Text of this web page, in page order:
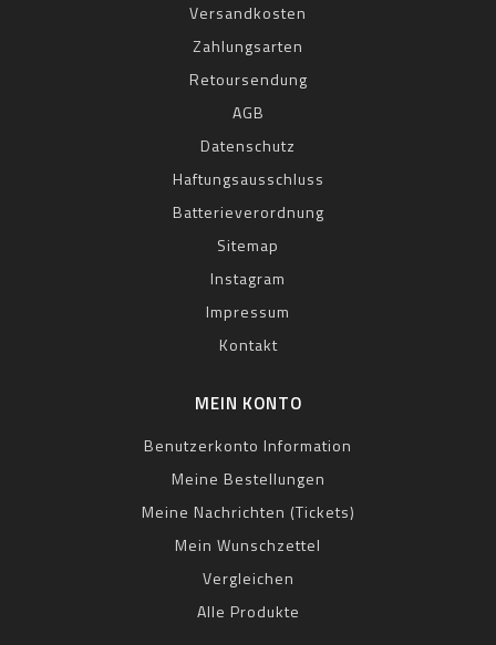
Versandkosten
Zahlungsarten
Retoursendung
AGB
Datenschutz
Haftungsausschluss
Batterieverordnung
Sitemap
Instagram
Impressum
Kontakt
MEIN KONTO
Benutzerkonto Information
Meine Bestellungen
Meine Nachrichten (Tickets)
Mein Wunschzettel
Vergleichen
Alle Produkte